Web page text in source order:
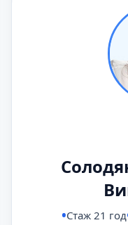
Стаж 21 год